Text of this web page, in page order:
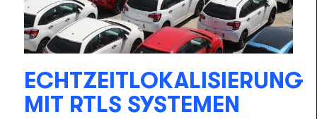
ECHTZEITLOKALISIERUNG
MIT RTLS SYSTEMEN